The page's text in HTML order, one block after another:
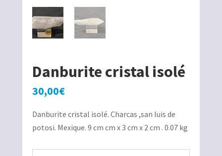
Danburite cristal isolé
30,00€
Danburite cristal isolé. Charcas ,san luis de
potosi. Mexique. 9 cm cm x 3 cm x 2 cm . 0.07 kg